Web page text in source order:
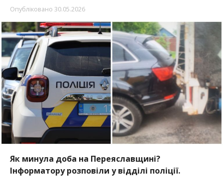
Опубліковано 30.05.2026
Як минула доба на Переяславщині?
Інформатору розповіли у відділі поліції.